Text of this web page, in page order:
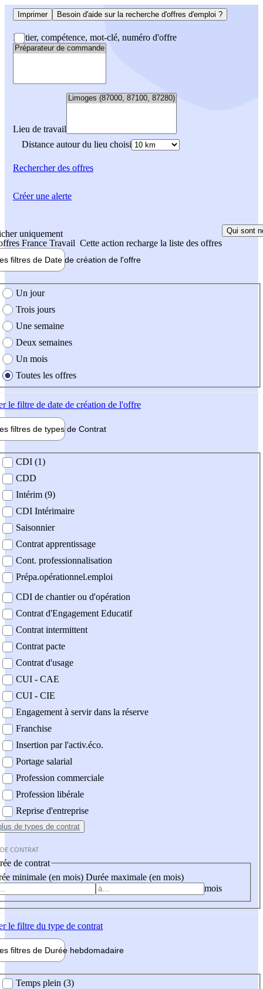
Imprimer Besoin d'aide sur la recherche d'offres d'emploi ?
Métier, compétence, mot-clé, numéro d'offre
Lieu de travail
Distance autour du lieu choisi
Rechercherdes offres
uniquement
France Travail Cette action recharge la liste des offres
Qui sont
filtres de Date de création de l'offre
création de l'offre
Un jour
Trois jours
Une semaine
Deux semaines
Un mois
Toutes les offres
le filtre de date de création de l'offre
filtres de types de Contrat
contrat
CDI (1)
CDD
Intérim (9)
CDI Intérimaire
Saisonnier
Contrat apprentissage
Cont. professionnalisation
Prépa.opérationnel.emploi
CDI de chantier ou d'opération
Contrat d'Engagement Educatif
Contrat intermittent
Contrat pacte
Contrat d'usage
CUI - CAE
CUI - CIE
Engagement à servir dans la réserve
Franchise
Insertion par l'activ.éco.
Portage salarial
Profession commerciale
Profession libérale
Reprise d'entreprise
de types de contrat
CONTRAT
de contrat
minimale (en mois) Durée maximale (en mois)
mois
le filtre du type de contrat
filtres de Durée hebdomadaire
Temps plein (3)
Créer une alerte